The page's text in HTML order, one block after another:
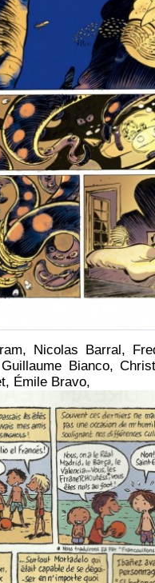
Nicolas Barral,
Bianco,
Émile Bravo,